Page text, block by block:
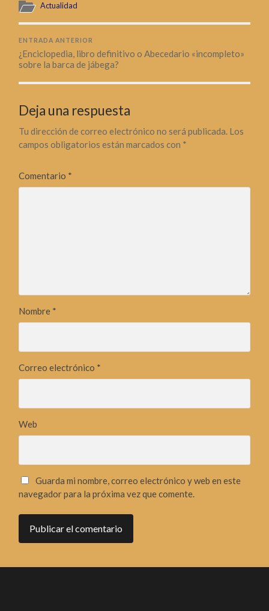
Actualidad
ENTRADA ANTERIOR
¿Enciclopedia, libro definitivo o Abecedario «incompleto»
sobre la barca de jábega?
Deja una respuesta
Tu dirección de correo electrónico no será publicada. Los
campos obligatorios están marcados con *
Comentario *
Nombre *
Correo electrónico *
Web
Guarda mi nombre, correo electrónico y web en este
navegador para la próxima vez que comente.